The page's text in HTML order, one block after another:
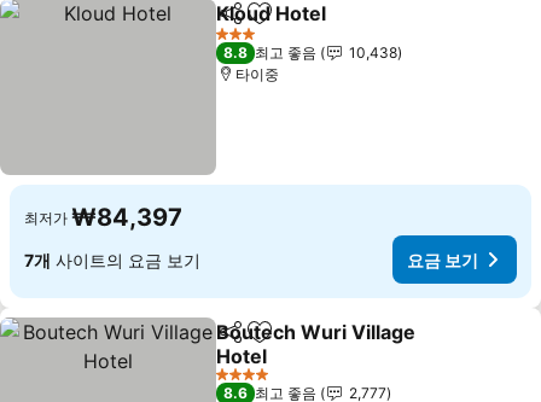
공유 즐겨찾기에 추가
Kloud Hotel
3 성급
8.8 최고 좋음
10,438
타이중
최저가 ₩84,397
7개 사이트의 요금 보기 요금 보기
공유 즐겨찾기에 추가
Boutech Wuri Village
Hotel
요금 보기
4 성급
8.6 최고 좋음
2,777